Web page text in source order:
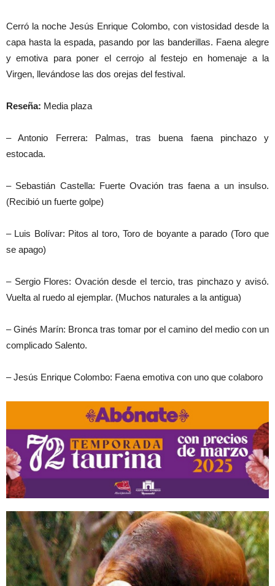
Cerró la noche Jesús Enrique Colombo, con vistosidad desde la
capa hasta la espada, pasando por las banderillas. Faena alegre
y emotiva para poner el cerrojo al festejo en homenaje a la
Virgen, llevándose las dos orejas del festival.
Reseña: Media plaza
– Antonio Ferrera: Palmas, tras buena faena pinchazo y
estocada.
– Sebastián Castella: Fuerte Ovación tras faena a un insulso.
(Recibió un fuerte golpe)
– Luis Bolívar: Pitos al toro, Toro de boyante a parado (Toro que
se apago)
– Sergio Flores: Ovación desde el tercio, tras pinchazo y avisó.
Vuelta al ruedo al ejemplar. (Muchos naturales a la antigua)
– Ginés Marín: Bronca tras tomar por el camino del medio con un
complicado Salento.
– Jesús Enrique Colombo: Faena emotiva con uno que colaboro